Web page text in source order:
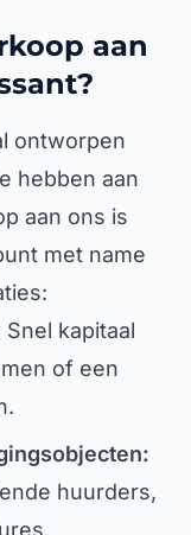
aan
ontworpen
hebben aan
aan ons is
met name
Snel kapitaal
of een
huurders,